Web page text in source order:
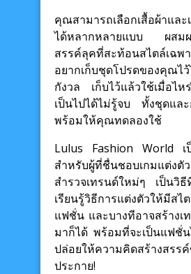
คุณสามารถเลือกเสื้อผ้าและ
ได้หลากหลายแบบ ผสมผ
สรรค์ลุคที่สะท้อนสไตล์เฉพ
อยากเก็บชุดโปรดของคุณ
กังวล เก็บไว้แล้วใช้เมื่อไ
เป็นไปได้ไม่รู้จบ ทั้งชุดแล
พร้อมให้คุณทดลองใช้
Lulus Fashion World เป็
สำหรับผู้ที่ชื่นชอบเกมแต่งตั
สำรวจเทรนด์ใหม่ๆ เป็นวิธี
เรียนรู้วิธีการแต่งตัวให้มีส
แฟชั่น และบางทีอาจสร้าง
มาก็ได้ พร้อมที่จะเป็นแฟชั่
ปล่อยให้ความคิดสร้างสรร
ประกาย!